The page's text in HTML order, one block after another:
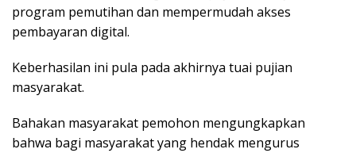
program pemutihan dan mempermudah akses
pembayaran digital.
Keberhasilan ini pula pada akhirnya tuai pujian
masyarakat.
Bahakan masyarakat pemohon mengungkapkan
bahwa bagi masyarakat yang hendak mengurus